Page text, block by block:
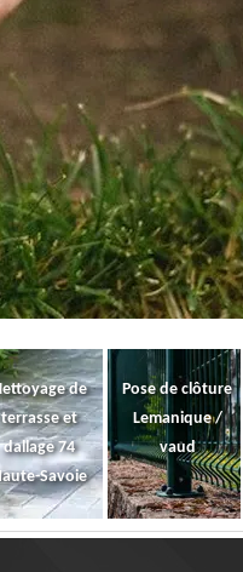
de
terrasse et
dallage 74
Savoie
Pose de clôture
Lemanique /
vaud